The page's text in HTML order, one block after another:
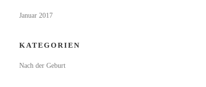
Januar 2017
KATEGORIEN
Nach der Geburt